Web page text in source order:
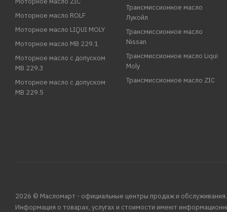
Моторное масло ROLF
Моторное масло LIQUI MOLY
Моторное масло MB 229.1
Моторное масло с допуском
MB 229.3
Моторное масло с допуском
MB 229.5
Трансмиссионное масло
Лукойл
Трансмиссионное масло
Nissan
Трансмиссионное масло Liqui
Moly
Трансмиссионное масло ZIC
2026 © Масломарт - официальные центры продаж и обслуживания.
Информация о товарах, услугах и стоимости имеют